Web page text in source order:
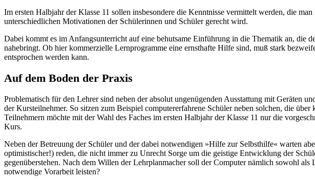
Im ersten Halbjahr der Klasse 11 sollen insbesondere die Kenntnisse vermittelt werden, die
unterschiedlichen Motivationen der Schülerinnen und Schüler gerecht wird.
Dabei kommt es im Anfangsunterricht auf eine behutsame Einführung in die Thematik an, die
nahebringt. Ob hier kommerzielle Lernprogramme eine ernsthafte Hilfe sind, muß stark
entsprochen werden kann.
Auf dem Boden der Praxis
Problematisch für den Lehrer sind neben der absolut ungenügenden Ausstattung mit Geräten
der Kursteilnehmer. So sitzen zum Beispiel computererfahrene Schüler neben solchen, die
Teilnehmern möchte mit der Wahl des Faches im ersten Halbjahr der Klasse 11 nur die
Kurs.
Neben der Betreuung der Schüler und der dabei notwendigen »Hilfe zur Selbsthilfe« warten
optimistischer!) reden, die nicht immer zu Unrecht Sorge um die geistige Entwicklung der
gegenüberstehen. Nach dem Willen der Lehrplanmacher soll der Computer nämlich sowohl
notwendige Vorarbeit leisten?